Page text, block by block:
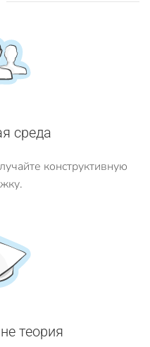
среда
конструктивную
теория